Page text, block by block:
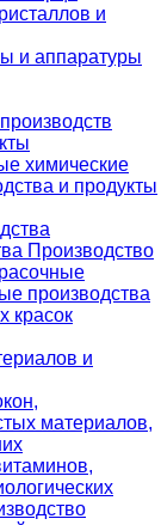
и
и аппаратуры
химические
и продукты
Производство
производства
красок
и
материалов,